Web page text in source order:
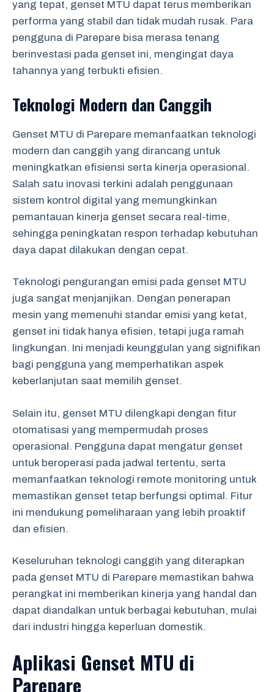
yang tepat, genset MTU dapat terus memberikan
performa yang stabil dan tidak mudah rusak. Para
pengguna di Parepare bisa merasa tenang
berinvestasi pada genset ini, mengingat daya
tahannya yang terbukti efisien.
Teknologi Modern dan Canggih
Genset MTU di Parepare memanfaatkan teknologi
modern dan canggih yang dirancang untuk
meningkatkan efisiensi serta kinerja operasional.
Salah satu inovasi terkini adalah penggunaan
sistem kontrol digital yang memungkinkan
pemantauan kinerja genset secara real-time,
sehingga peningkatan respon terhadap kebutuhan
daya dapat dilakukan dengan cepat.
Teknologi pengurangan emisi pada genset MTU
juga sangat menjanjikan. Dengan penerapan
mesin yang memenuhi standar emisi yang ketat,
genset ini tidak hanya efisien, tetapi juga ramah
lingkungan. Ini menjadi keunggulan yang signifikan
bagi pengguna yang memperhatikan aspek
keberlanjutan saat memilih genset.
Selain itu, genset MTU dilengkapi dengan fitur
otomatisasi yang mempermudah proses
operasional. Pengguna dapat mengatur genset
untuk beroperasi pada jadwal tertentu, serta
memanfaatkan teknologi remote monitoring untuk
memastikan genset tetap berfungsi optimal. Fitur
ini mendukung pemeliharaan yang lebih proaktif
dan efisien.
Keseluruhan teknologi canggih yang diterapkan
pada genset MTU di Parepare memastikan bahwa
perangkat ini memberikan kinerja yang handal dan
dapat diandalkan untuk berbagai kebutuhan, mulai
dari industri hingga keperluan domestik.
Aplikasi Genset MTU di
Parepare